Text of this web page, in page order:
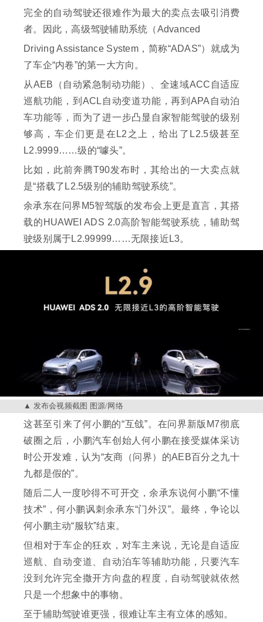
完全的自动驾驶还很难作为最大的卖点去吸引消费
者。因此，高级驾驶辅助系统（Advanced
Driving Assistance System，简称“ADAS”）就成为
了车企“内卷”的第一大方向。
从AEB（自动紧急制动功能）、全速域ACC自适应
巡航功能，到ACL自动变道功能，再到APA自动泊
车功能等，而为了进一步凸显自家智能驾驶的级别
够高，车企们更是在L2之上，给出了L2.5级甚至
L2.9999……级的“噱头”。
比如，此前奔腾T90发布时，其给出的一大卖点就
是“搭载了L2.5级别的辅助驾驶系统”。
余承东在问界M5智驾版的发布会上更是直言，其搭
载的HUAWEI ADS 2.0⾼阶智能驾驶系统，辅助驾
驶级别属于L2.99999……无限接近L3。
发布会视频截图 图源/网络
这甚至引来了何小鹏的“互戗”。在问界新版M7彻底
破圈之后，小鹏汽车创始人何小鹏在接受媒体采访
时公开发难，认为“友商（问界）的AEB百分之九十
九都是假的”。
随后二人一度吵得不可开交，余承东说何小鹏“不懂
技术”，何小鹏讽刺余承东“门外汉”。最终，争论以
何小鹏主动“服软”结束。
但相对于车企的狂欢，对车主来说，无论是自适应
巡航、自动变道、自动泊车等辅助功能，只要汽车
没到允许完全撒开方向盘的程度，自动驾驶就依然
只是一个想象中的事物。
至于辅助驾驶谁更强，很难让车主有立体的感知。